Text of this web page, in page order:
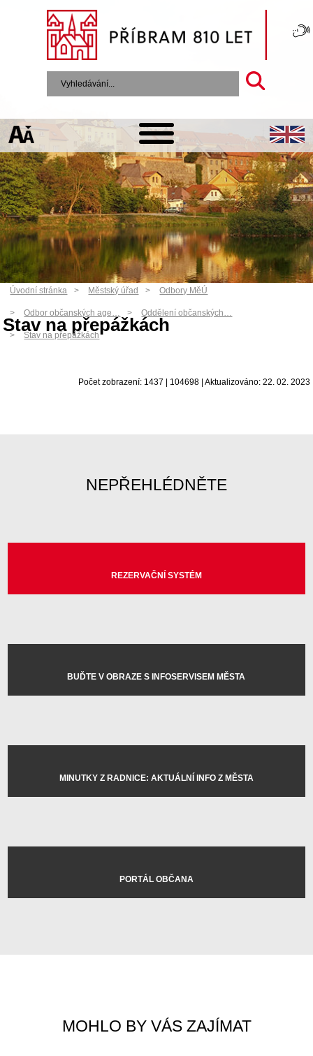
Úvodní stránka Městský úřad Odbory MěÚ
Odbor občanských age… Oddělení občanských…
Stav na přepážkách
Stav na přepážkách
Počet zobrazení: 1437 | 104698 | Aktualizováno: 22. 02. 2023
NEPŘEHLÉDNĚTE
REZERVAČNÍ SYSTÉM
BUĎTE V OBRAZE S INFOSERVISEM MĚSTA
MINUTKY Z RADNICE: AKTUÁLNÍ INFO Z MĚSTA
PORTÁL OBČANA
MOHLO BY VÁS ZAJÍMAT